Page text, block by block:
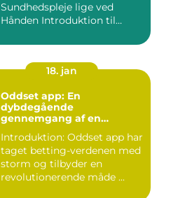
Sundhedspleje lige ved
Hånden Introduktion til
18. jan
Oddset app: En
dybdegående
gennemgang af en
Introduktion: Oddset app har
taget betting-verdenen med
storm og tilbyder en
revolutionerende måde ...